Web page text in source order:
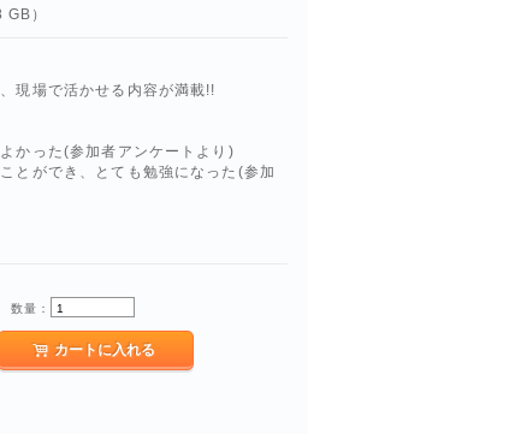
）
現場で活かせる内容が満載!!
かった(参加者アンケートより)
とができ、とても勉強になった(参加
数量：